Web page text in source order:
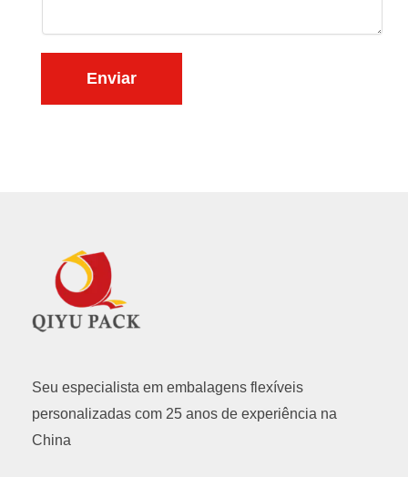
ae
ú
o
Enviar
Seu especialista em embalagens flexíveis
personalizadas com 25 anos de experiência na
China